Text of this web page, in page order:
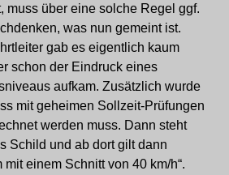
muss über eine solche Regel ggf.
was nun gemeint ist.
gab es eigentlich kaum
schon der Eindruck eines
aufkam. Zusätzlich wurde
mit geheimen Sollzeit-Prüfungen
werden muss. Dann steht
Schild und ab dort gilt dann
mit einem Schnitt von 40 km/h“.